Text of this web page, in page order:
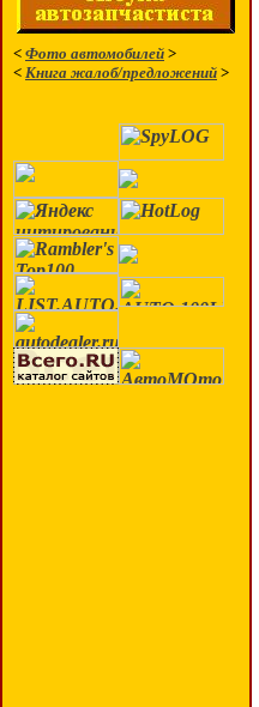
< Фото автомобилей >
< Книга жалоб/предложений >